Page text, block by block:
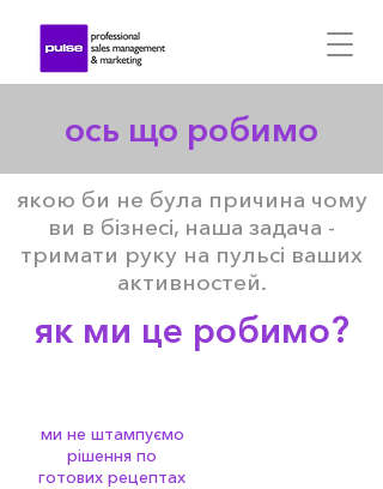
ось що робимо
якою би не була причина чому
ви в бізнесі, наша задача -
тримати руку на пульсі ваших
активностей.
як ми це робимо?
ми не штампуємо
рішення по
готових рецептах